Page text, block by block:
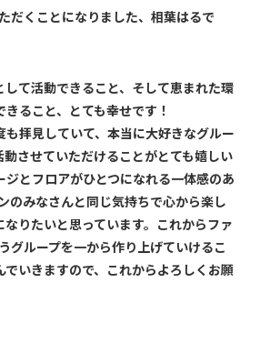
だくことになりました、相葉はるで
して活動できること、そして恵まれた環
ること、とても幸せです！
拝見していて、本当に大好きなグルー
させていただけることがとても嬉しい
ジとフロアがひとつになれる一体感のあ
のみなさんと同じ気持ちで心から楽し
りたいと思っています。これからファ
グループを一から作り上げていけるこ
いきますので、これからよろしくお願